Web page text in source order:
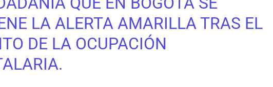
LA ALERTA AMARILLA TRAS EL
DE LA OCUPACIÓN